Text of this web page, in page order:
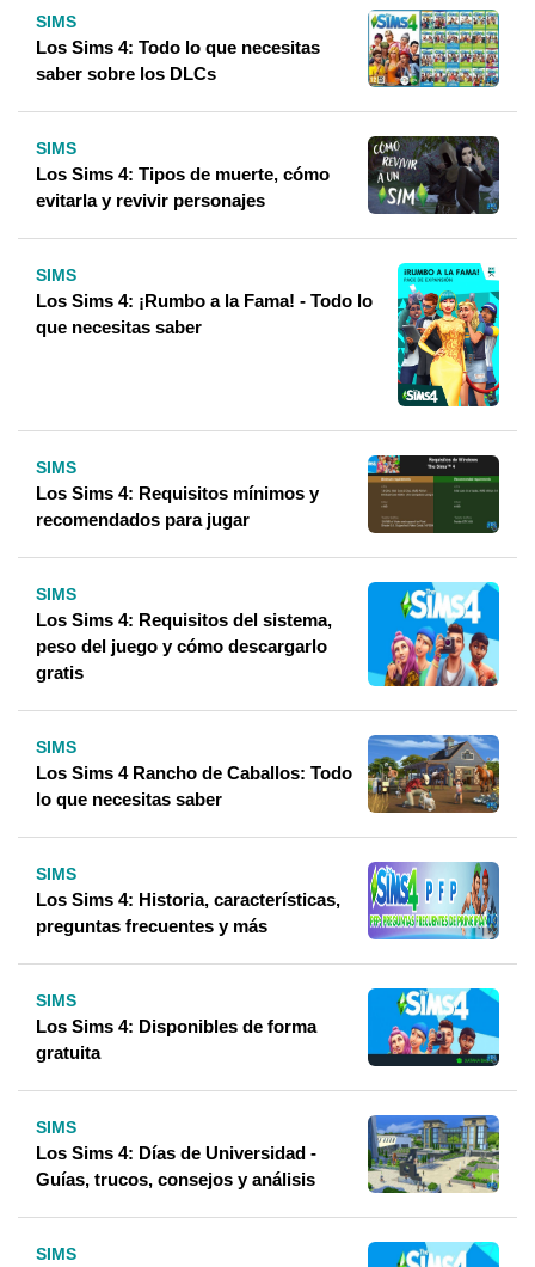
SIMS
Los Sims 4: Todo lo que necesitas
saber sobre los DLCs
SIMS
Los Sims 4: Tipos de muerte, cómo
evitarla y revivir personajes
SIMS
Los Sims 4: ¡Rumbo a la Fama! - Todo lo
que necesitas saber
SIMS
Los Sims 4: Requisitos mínimos y
recomendados para jugar
SIMS
Los Sims 4: Requisitos del sistema,
peso del juego y cómo descargarlo
gratis
SIMS
Los Sims 4 Rancho de Caballos: Todo
lo que necesitas saber
SIMS
Los Sims 4: Historia, características,
preguntas frecuentes y más
SIMS
Los Sims 4: Disponibles de forma
gratuita
SIMS
Los Sims 4: Días de Universidad -
Guías, trucos, consejos y análisis
SIMS